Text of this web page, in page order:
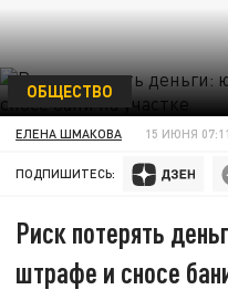
ОБЩЕСТВО
ЕЛЕНА ШМАКОВА 15 ИЮНЯ 07:11
ПОДПИШИТЕСЬ:
Риск потерять
штрафе и сносе